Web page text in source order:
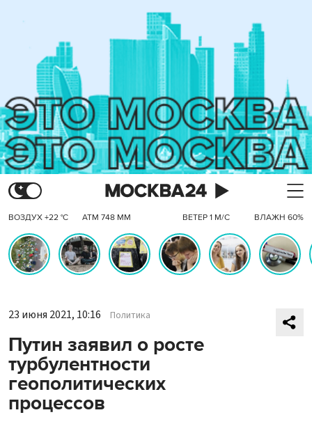
ВОЗДУХ +22 °C АТМ 748 ММ ВЕТЕР 1 М/С ВЛАЖН 60%
23 июня 2021, 10:16 Политика
Путин заявил о росте
турбулентности
геополитических
процессов